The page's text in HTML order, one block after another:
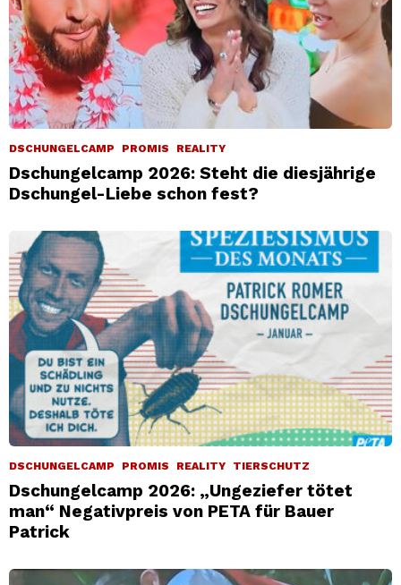
DSCHUNGELCAMP PROMIS REALITY
Dschungelcamp 2026: Steht die diesjährige
Dschungel-Liebe schon fest?
DSCHUNGELCAMP PROMIS REALITY TIERSCHUTZ
Dschungelcamp 2026: „Ungeziefer tötet
man“ Negativpreis von PETA für Bauer
Patrick